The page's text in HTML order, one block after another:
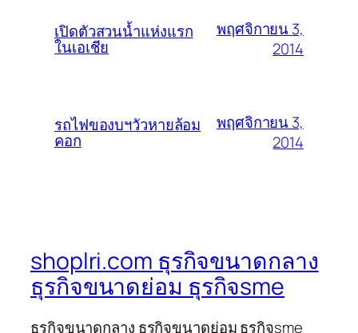
เปิดตัวสวนน้ำแห่งแรก
ในเอเชีย
พฤศจิกายน 3,
2014
รถไฟของบฯวัวหายล้อม
คอก
พฤศจิกายน 3,
2014
shoplri.com ธุรกิจขนาดกลาง
ธุรกิจขนาดย่อม ธุรกิจsme
ธุรกิจขนาดกลาง ธุรกิจขนาดย่อม ธุรกิจsme